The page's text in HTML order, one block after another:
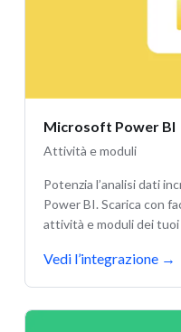
Microsoft Power BI
Attività e moduli
Potenzia l’analisi dati
Power BI. Scarica con
attività e moduli dei
Vedi l’integrazione →